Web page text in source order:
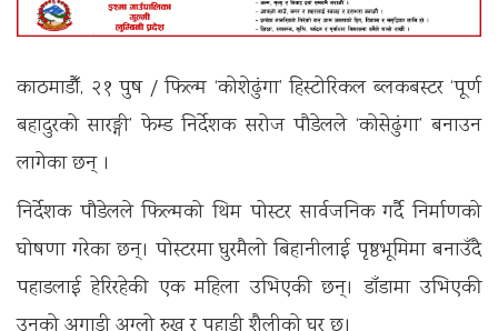
काठमाडौँ, २१ पुष / फिल्म ‘कोशेढुंगा’ हिस्टोरिकल ब्लकबस्टर ‘पूर्ण
बहादुरको सारङ्गी’ फेम्ड निर्देशक सरोज पौडेलले ‘कोसेढुंगा’ बनाउन
लागेका छन् ।
निर्देशक पौडेलले फिल्मको थिम पोस्टर सार्वजनिक गर्दै निर्माणको
घोषणा गरेका छन्। पोस्टरमा घुरमैलो बिहानीलाई पृष्ठभूमिमा बनाउँदै
पहाडलाई हेरिरहेकी एक महिला उभिएकी छन्। डाँडामा उभिएकी